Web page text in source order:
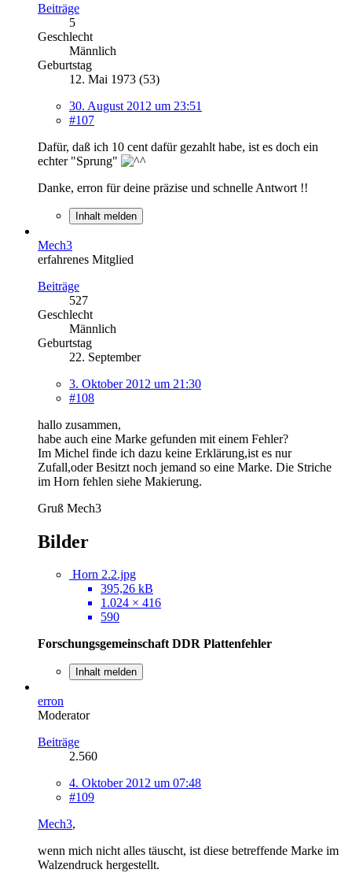
Beiträge
5
Geschlecht
Männlich
Geburtstag
12. Mai 1973 (53)
30. August 2012 um 23:51
#107
Dafür, daß ich 10 cent dafür gezahlt habe, ist es doch ein
echter "Sprung"
Danke, erron für deine präzise und schnelle Antwort !!
Inhalt melden
Mech3
erfahrenes Mitglied
Beiträge
527
Geschlecht
Männlich
Geburtstag
22. September
3. Oktober 2012 um 21:30
#108
hallo zusammen,
habe auch eine Marke gefunden mit einem Fehler?
Im Michel finde ich dazu keine Erklärung,ist es nur
Zufall,oder Besitzt noch jemand so eine Marke. Die Striche
im Horn fehlen siehe Makierung.
Gruß Mech3
Bilder
Horn 2.2.jpg
395,26 kB
1.024 × 416
590
Forschungsgemeinschaft DDR Plattenfehler
Inhalt melden
erron
Moderator
Beiträge
2.560
4. Oktober 2012 um 07:48
#109
Mech3,
wenn mich nicht alles täuscht, ist diese betreffende Marke im
Walzendruck hergestellt.